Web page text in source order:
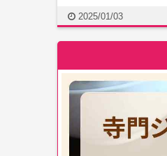
2025/01/03